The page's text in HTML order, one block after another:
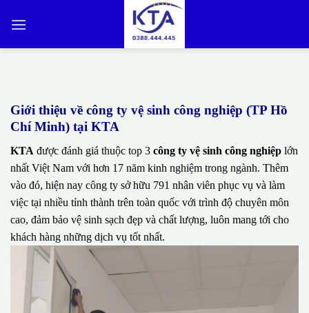
qua
Giới thiệu về công ty vệ sinh công nghiệp (TP Hồ
Chí Minh) tại KTA
KTA được đánh giá thuộc top 3 công ty vệ sinh công nghiệp lớn
nhất Việt Nam với hơn 17 năm kinh nghiệm trong ngành. Thêm
vào đó, hiện nay công ty sở hữu 791 nhân viên phục vụ và làm
việc tại nhiều tỉnh thành trên toàn quốc với trình độ chuyên môn
cao, đảm bảo vệ sinh sạch đẹp và chất lượng, luôn mang tới cho
khách hàng những dịch vụ tốt nhất.